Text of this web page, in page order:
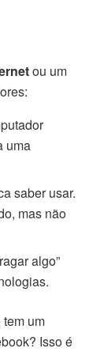
ou um
uma
saber usar.
mas não
algo”
um
Isso é